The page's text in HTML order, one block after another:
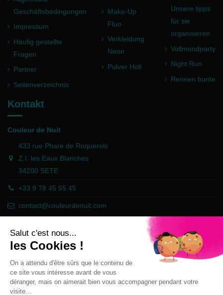
Geschäftsbedingungen
Impressum
Häufig gestellte
Fragen
Partner
Seitenverzeichnis
Make-Up
Fluo
Verkleidung
Neon
Pulver Holi
Unsere tipps
für sie
organisieren
Vollmondparty
Night Run
Rennen bunte
Kontakt
Couleur de Nuit
433 rue Phare de Roquerols
Z.I. les Eaux Blanches
34200 SETE
+33 9 78 45 55 45
contact@couleurdenuit.com
Händler zugelassen von Gesellschaft für Garantierte Bewertungen,
Klicken Sie hier